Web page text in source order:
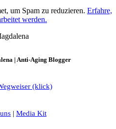
um Spam zu reduzieren. Erfahre,
werden.
| Anti-Aging Blogger
(klick)
| Media Kit